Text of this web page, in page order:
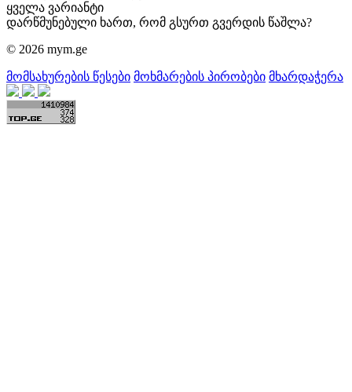
ყველა ვარიანტი
დარწმუნებული ხართ, რომ გსურთ გვერდის წაშლა?
© 2026 mym.ge
მომსახურების წესები მოხმარების პირობები მხარდაჭერა